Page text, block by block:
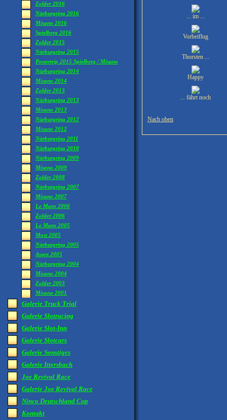
Zolder 2016
Nürburgring 2016
Misano 2016
Spielberg 2016
Zolder 2015
Nürburgring 2015
Powertrip 2015 Spielberg / Misano
Nürburgring 2014
Misano 2014
Zolder 2013
Nürburgring 2013
Misano 2013
Nürburgring 2012
Misano 2012
Nürburgring 2011
Nürburgring 2010
Nürburgring 2009
Misano 2009
Zolder 2008
Nürburgring 2007
Misano 2007
Le Mans 2006
Zolder 2006
Le Mans 2005
Most 2005
Nürburgring 2005
Assen 2005
Nürburgring 2004
Misano 2004
Zolder 2003
Misano 2001
Galerie Truck Trial
Galerie Slotracing
Galerie Slot-Inn
Galerie Slotcars
Galerie Sonstiges
Galerie Ittersbach
Joe Revival Race
Galerie Joe Revival Race
Ninco Deutschland Cup
Kontakt
... im ...
Vorbeiflug
Thorsten ...
Happy
... fährt noch
Nach oben